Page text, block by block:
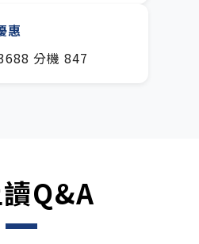
惠
分機 847
Q&A